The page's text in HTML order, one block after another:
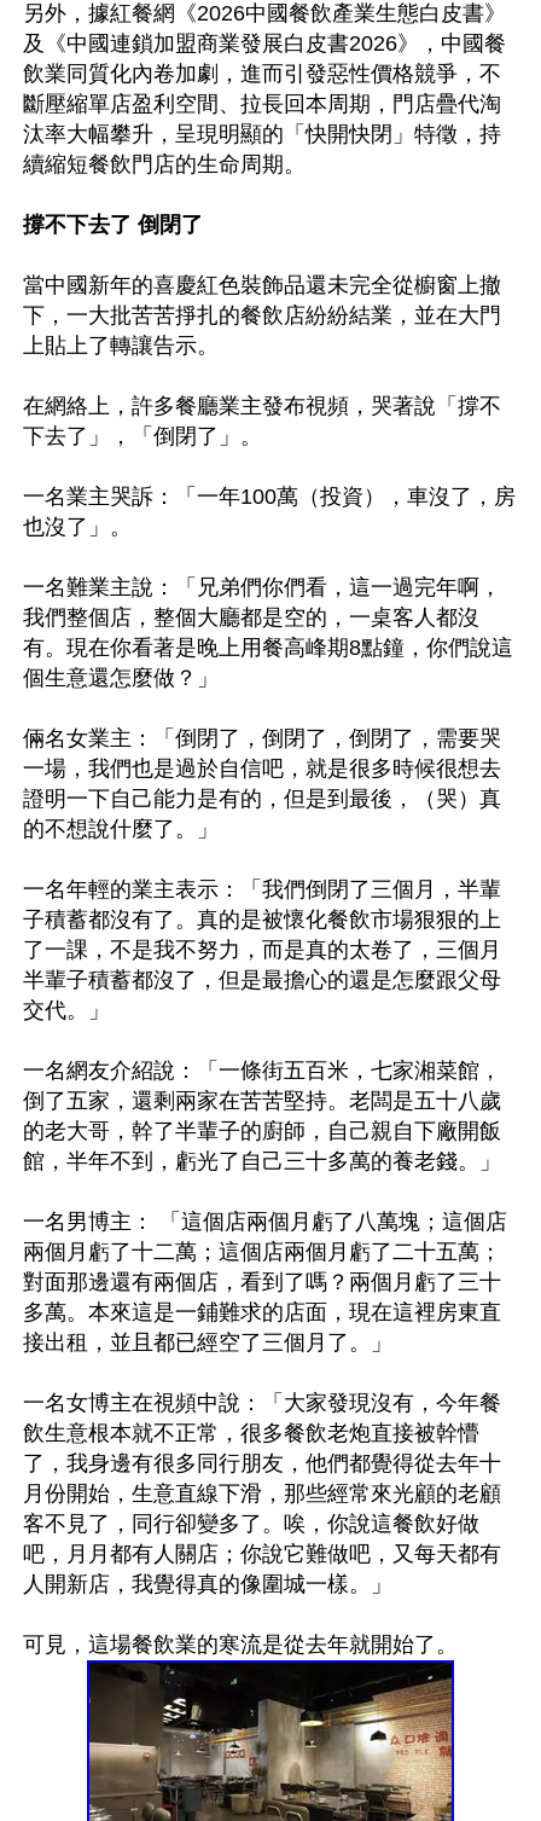
另外，據紅餐網《2026中國餐飲產業生態白皮書》
及《中國連鎖加盟商業發展白皮書2026》，中國餐
飲業同質化內卷加劇，進而引發惡性價格競爭，不
斷壓縮單店盈利空間、拉長回本周期，門店疊代淘
汰率大幅攀升，呈現明顯的「快開快閉」特徵，持
續縮短餐飲門店的生命周期。
撐不下去了 倒閉了
當中國新年的喜慶紅色裝飾品還未完全從櫥窗上撤
下，一大批苦苦掙扎的餐飲店紛紛結業，並在大門
上貼上了轉讓告示。
在網絡上，許多餐廳業主發布視頻，哭著說「撐不
下去了」，「倒閉了」。
一名業主哭訴：「一年100萬（投資），車沒了，房
也沒了」。
一名難業主說：「兄弟們你們看，這一過完年啊，
我們整個店，整個大廳都是空的，一桌客人都沒
有。現在你看著是晚上用餐高峰期8點鐘，你們說這
個生意還怎麼做？」
倆名女業主：「倒閉了，倒閉了，倒閉了，需要哭
一場，我們也是過於自信吧，就是很多時候很想去
證明一下自己能力是有的，但是到最後，（哭）真
的不想說什麼了。」
一名年輕的業主表示：「我們倒閉了三個月，半輩
子積蓄都沒有了。真的是被懷化餐飲市場狠狠的上
了一課，不是我不努力，而是真的太卷了，三個月
半輩子積蓄都沒了，但是最擔心的還是怎麼跟父母
交代。」
一名網友介紹說：「一條街五百米，七家湘菜館，
倒了五家，還剩兩家在苦苦堅持。老闆是五十八歲
的老大哥，幹了半輩子的廚師，自己親自下廠開飯
館，半年不到，虧光了自己三十多萬的養老錢。」
一名男博主： 「這個店兩個月虧了八萬塊；這個店
兩個月虧了十二萬；這個店兩個月虧了二十五萬；
對面那邊還有兩個店，看到了嗎？兩個月虧了三十
多萬。本來這是一鋪難求的店面，現在這裡房東直
接出租，並且都已經空了三個月了。」
一名女博主在視頻中說：「大家發現沒有，今年餐
飲生意根本就不正常，很多餐飲老炮直接被幹懵
了，我身邊有很多同行朋友，他們都覺得從去年十
月份開始，生意直線下滑，那些經常來光顧的老顧
客不見了，同行卻變多了。唉，你說這餐飲好做
吧，月月都有人關店；你說它難做吧，又每天都有
人開新店，我覺得真的像圍城一樣。」